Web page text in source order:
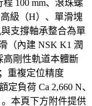
100 mm、滾珠螺
級（H）、單滑塊
支撐軸承整合為單
（內建 NSK K1 潤
高剛性軌道本體斷
重複定位精度
定負荷 Ca 2,660 N、
本頁下方附件提供